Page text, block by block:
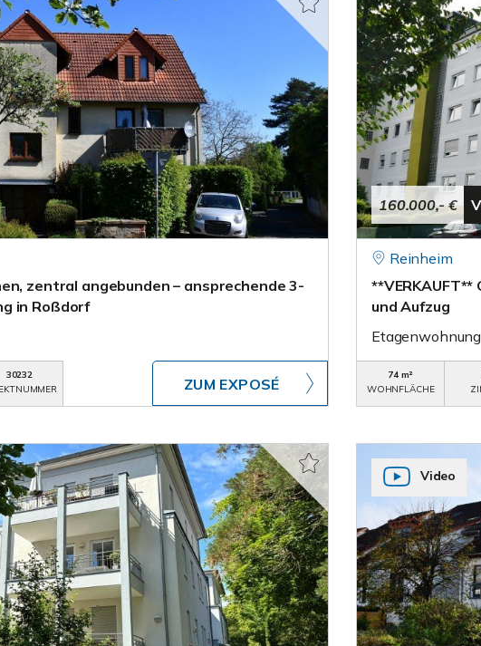
zentral angebunden – ansprechende 3-
in Roßdorf
30232
ZUM EXPOSÉ
160.000,- €
Reinheim
und Aufzug
Etagenwohnung
74 m²
WOHNFLÄCHE
Video